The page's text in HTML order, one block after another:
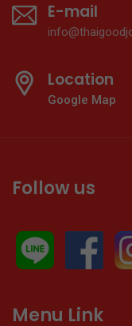
E-mail
Location
Google Map
Follow us
Menu Link